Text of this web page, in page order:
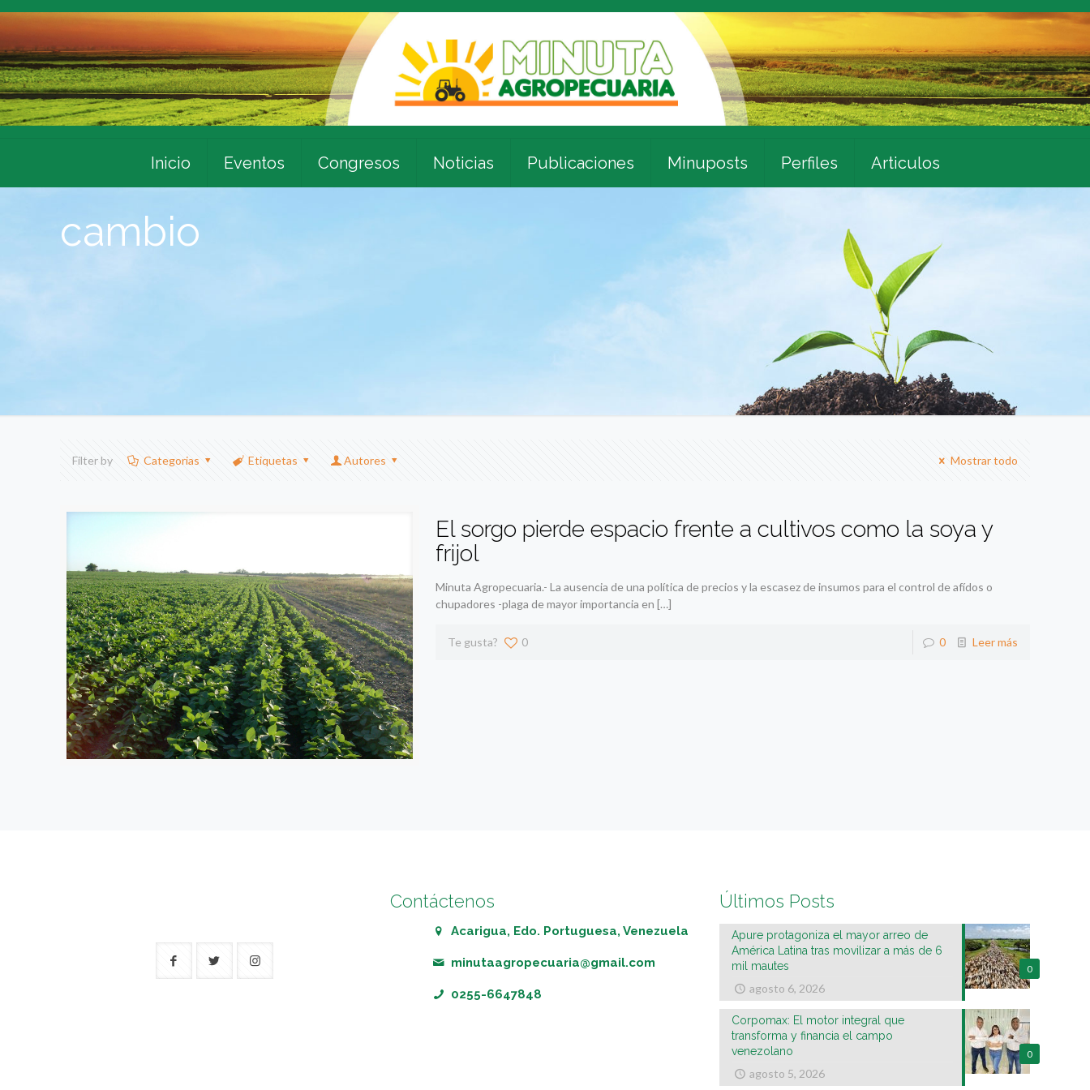
Inicio Eventos Congresos Noticias Publicaciones Minuposts Perfiles Articulos
cambio
Filter by Categorias Etiquetas Autores Mostrar todo
El sorgo pierde espacio frente a cultivos como la soya y
frijol
Minuta Agropecuaria.- La ausencia de una política de precios y la escasez de insumos para el control de afídos o
chupadores -plaga de mayor importancia en […]
Te gusta? 0 0 Leer más
Contáctenos
Acarigua, Edo. Portuguesa, Venezuela
minutaagropecuaria@gmail.com
0255-6647848
Últimos Posts
0
Apure protagoniza el mayor arreo de
América Latina tras movilizar a más de 6
mil mautes
agosto 6, 2026
0
Corpomax: El motor integral que
transforma y financia el campo
venezolano
agosto 5, 2026